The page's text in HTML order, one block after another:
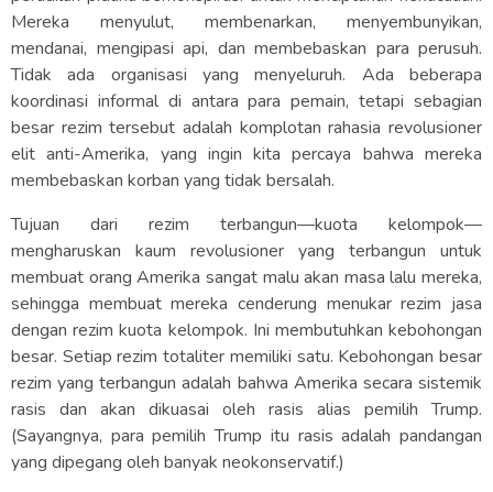
Mereka menyulut, membenarkan, menyembunyikan,
mendanai, mengipasi api, dan membebaskan para perusuh.
Tidak ada organisasi yang menyeluruh. Ada beberapa
koordinasi informal di antara para pemain, tetapi sebagian
besar rezim tersebut adalah komplotan rahasia revolusioner
elit anti-Amerika, yang ingin kita percaya bahwa mereka
membebaskan korban yang tidak bersalah.
Tujuan dari rezim terbangun—kuota kelompok—
mengharuskan kaum revolusioner yang terbangun untuk
membuat orang Amerika sangat malu akan masa lalu mereka,
sehingga membuat mereka cenderung menukar rezim jasa
dengan rezim kuota kelompok. Ini membutuhkan kebohongan
besar. Setiap rezim totaliter memiliki satu. Kebohongan besar
rezim yang terbangun adalah bahwa Amerika secara sistemik
rasis dan akan dikuasai oleh rasis alias pemilih Trump.
(Sayangnya, para pemilih Trump itu rasis adalah pandangan
yang dipegang oleh banyak neokonservatif.)